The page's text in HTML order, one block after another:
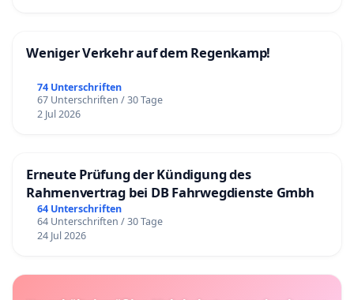
Weniger Verkehr auf dem Regenkamp!
74 Unterschriften
67 Unterschriften / 30 Tage
2 Jul 2026
Erneute Prüfung der Kündigung des
Rahmenvertrag bei DB Fahrwegdienste Gmbh
64 Unterschriften
64 Unterschriften / 30 Tage
24 Jul 2026